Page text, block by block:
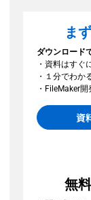
ま
ダウンロード
・資料はすぐ
・１分でわか
・FileMaker
資
無